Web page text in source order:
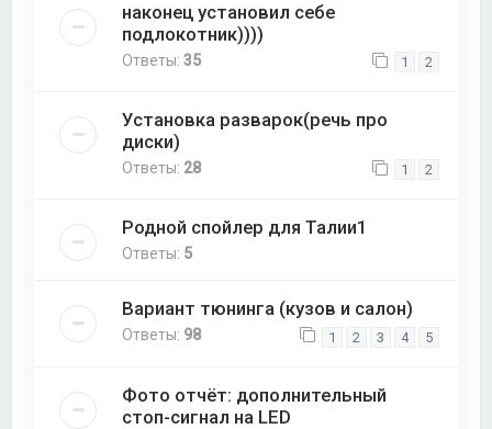
наконец установил себе
подлокотник))))
Ответы:35 1 2
Установка разварок(речь про
диски)
Ответы: 28 1 2
Родной спойлер для Талии1
Ответы: 5
Вариант тюнинга (кузов и салон)
Ответы: 98 1 2 3 4 5
Фото отчёт: дополнительный
стоп-сигнал на LED